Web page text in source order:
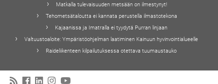
Matkalla tulevaisuuden metsään on ilmestynyt!
Tehometsätaloutta ei kannata perustella ilmastotekona
Kajaanissa ja Imatralla ei tyydytä Purran linjaan
Valtuustoaloite: Ympäristöohjelman laatiminen Kainuun hyvinvointialueelle
Raideliikenteen kilpailutuksessa otettava tuumaustauko